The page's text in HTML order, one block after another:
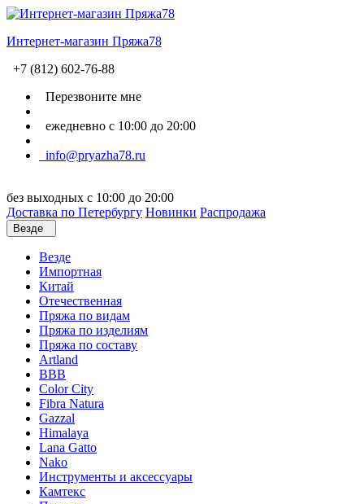
Интернет-магазин Пряжа78
+7 (812) 602-76-88
Перезвоните мне
ежедневно с 10:00 до 20:00
info@pryazha78.ru
без выходных с 10:00 до 20:00
Доставка по Петербургу Новинки Распродажа
Везде
Везде
Импортная
Китай
Отечественная
Пряжа по видам
Пряжа по изделиям
Пряжа по составу
Artland
BBB
Color City
Fibra Natura
Gazzal
Himalaya
Lana Gatto
Nako
Инструменты и аксессуары
Камтекс